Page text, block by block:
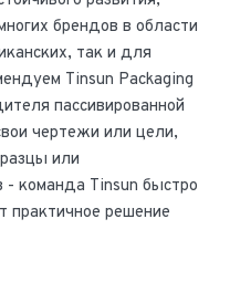
брендов в области
так и для
Tinsun Packaging
пассивированной
чертежи или цели,
или
команда Tinsun быстро
практичное решение